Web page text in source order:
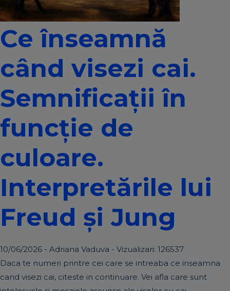
Ce înseamnă
când visezi cai.
Semnificații în
funcție de
culoare.
Interpretările lui
Freud și Jung
10/06/2026 - Adriana Vaduva - Vizualizari: 126537
Daca te numeri printre cei care se intreaba ce inseamna
cand visezi cai, citeste in continuare. Vei afla care sunt